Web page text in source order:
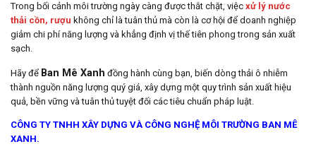
Trong bối cảnh môi trường ngày càng được thắt chặt, việc xử lý nước
thải cồn, rượu không chỉ là tuân thủ mà còn là cơ hội để doanh nghiệp
giảm chi phí năng lượng và khẳng định vị thế tiên phong trong sản xuất
sạch.
Hãy để Ban Mê Xanh đồng hành cùng bạn, biến dòng thải ô nhiễm
thành nguồn năng lượng quý giá, xây dựng một quy trình sản xuất hiệu
quả, bền vững và tuân thủ tuyệt đối các tiêu chuẩn pháp luật.
CÔNG TY TNHH XÂY DỰNG VÀ CÔNG NGHỆ MÔI TRƯỜNG BAN MÊ
XANH.